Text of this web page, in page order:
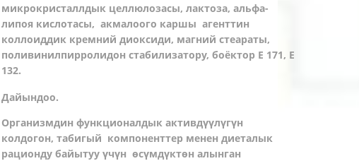
микрокристаллдык целлюлозасы, лактоза, альфа-
липоя кислотасы, акмалоого каршы агенттин
коллоиддик кремний диоксиди, магний стеараты,
поливинилпирролидон стабилизатору, боёктор E 171, E
132.
Дайындоо.
Организмдин функционалдык активдүүлүгүн
колдогон, табигый компоненттер менен диеталык
рационду байытуу үчүн өсүмдүктөн алынган